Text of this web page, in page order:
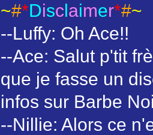
~#*Disclaimer*#~
--Luffy: Oh Ace!!
--Ace: Salut p'tit
que je fasse un
infos sur Barbe
--Nillie: Alors ce